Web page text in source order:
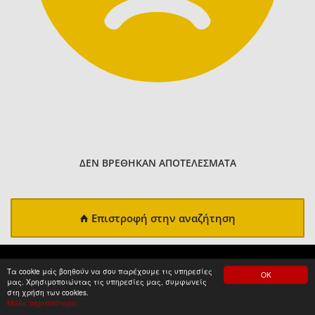
ΟΚ
Τα cookie μάς βοηθούν να σου παρέχουμε τις υπηρεσίες
μας. Χρησιμοποιώντας τις υπηρεσίες μας, συμφωνείς
στη χρήση των cookies.
Μάθε περισσότερα
ΔΕΝ ΒΡΕΘΗΚΑΝ ΑΠΟΤΕΛΕΣΜΑΤΑ
Επιστροφή στην αναζήτηση